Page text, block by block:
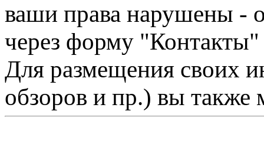
ваши права нарушены -
через форму "Контакты"
Для размещения своих
обзоров и пр.) вы также